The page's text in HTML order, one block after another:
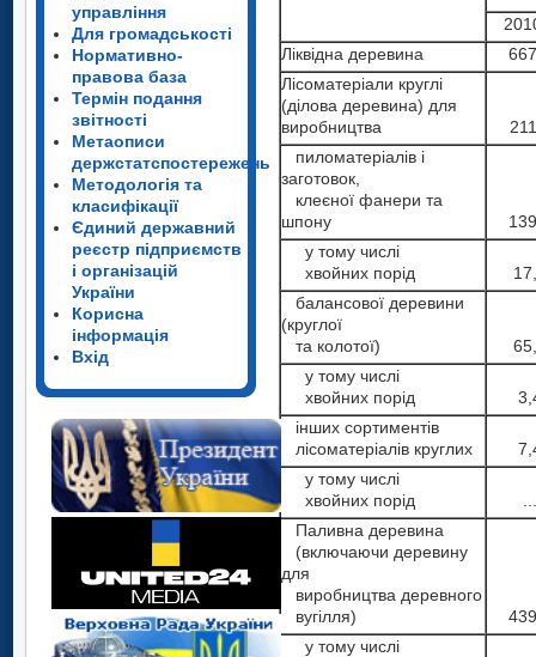
управління
Для громадськості
Нормативно-
правова база
Термін подання
звітності
Метаописи
держстатспостережень
Методологія та
класифікації
Єдиний державний
реєстр підприємств
і організацій
України
Корисна
інформація
Вхід
Ліквідна деревина
Лісоматеріали круглі
(ділова деревина) для
виробництва
пиломатеріалів і
заготовок,
клеєної фанери та
шпону
у тому числі
хвойних порід
балансової деревини
(круглої
та колотої)
у тому числі
хвойних порід
інших сортиментів
лісоматеріалів круглих
у тому числі
хвойних порід
Паливна деревина
(включаючи деревину
для
виробництва деревного
вугілля)
у тому числі